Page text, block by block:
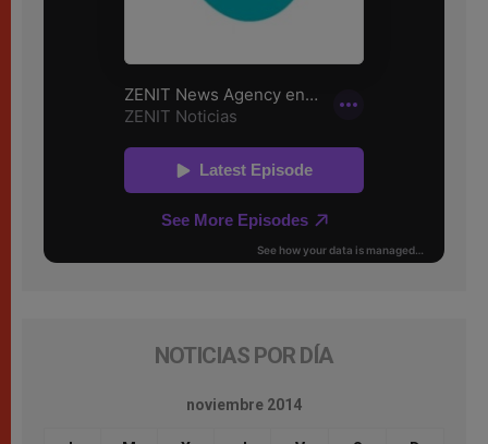
NOTICIAS POR DÍA
noviembre 2014